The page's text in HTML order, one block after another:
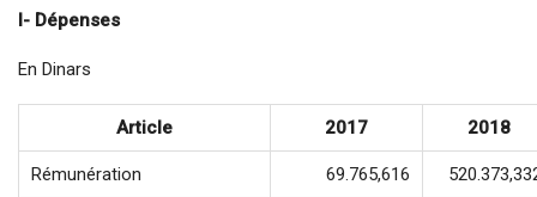
I- Dépenses
En Dinars
Article 2017 2018
Rémunération 69.765,616